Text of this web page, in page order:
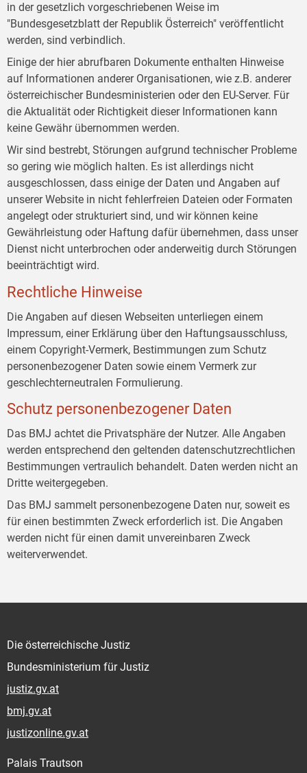
in der gesetzlich vorgeschriebenen Weise im
"Bundesgesetzblatt der Republik Österreich" veröffentlicht
werden, sind verbindlich.
Einige der hier abrufbaren Dokumente enthalten Hinweise
auf Informationen anderer Organisationen, wie z.B. anderer
österreichischer Bundesministerien oder den EU-Server. Für
die Aktualität oder Richtigkeit dieser Informationen kann
keine Gewähr übernommen werden.
Wir sind bestrebt, Störungen aufgrund technischer Probleme
so gering wie möglich halten. Es ist allerdings nicht
ausgeschlossen, dass einige der Daten und Angaben auf
unserer Website in nicht fehlerfreien Dateien oder Formaten
angelegt oder strukturiert sind, und wir können keine
Gewährleistung oder Haftung dafür übernehmen, dass unser
Dienst nicht unterbrochen oder anderweitig durch Störungen
beeinträchtigt wird.
Rechtliche Hinweise
Die Angaben auf diesen Webseiten unterliegen einem
Impressum, einer Erklärung über den Haftungsausschluss,
einem Copyright-Vermerk, Bestimmungen zum Schutz
personenbezogener Daten sowie einem Vermerk zur
geschlechterneutralen Formulierung.
Schutz personenbezogener Daten
Das BMJ achtet die Privatsphäre der Nutzer. Alle Angaben
werden entsprechend den geltenden datenschutzrechtlichen
Bestimmungen vertraulich behandelt. Daten werden nicht an
Dritte weitergegeben.
Das BMJ sammelt personenbezogene Daten nur, soweit es
für einen bestimmten Zweck erforderlich ist. Die Angaben
werden nicht für einen damit unvereinbaren Zweck
weiterverwendet.
Die österreichische Justiz
Bundesministerium für Justiz
justiz.gv.at
bmj.gv.at
justizonline.gv.at
Palais Trautson